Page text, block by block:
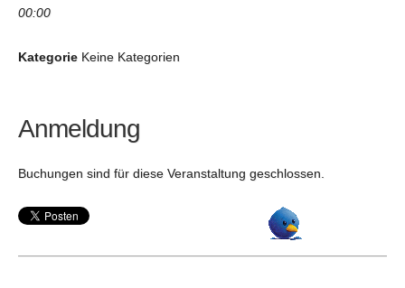
00:00
Kategorie Keine Kategorien
Anmeldung
Buchungen sind für diese Veranstaltung geschlossen.